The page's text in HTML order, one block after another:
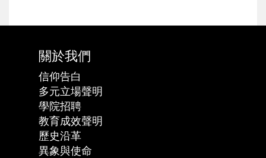
關於我們
信仰告白
多元立場聲明
學院招聘
教育成效聲明
歷史沿革
異象與使命